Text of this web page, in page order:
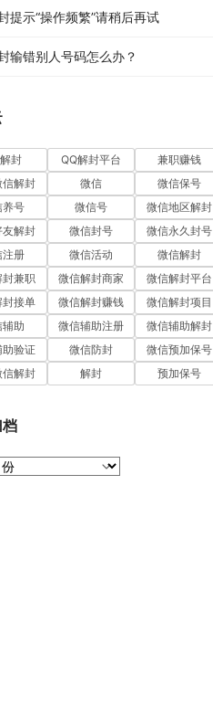
提示“操作频繁”请稍后再试
输错别人号码怎么办？
封 QQ解封平台
兼职赚钱
信解封
微信
微信保号
养号
微信号
微信地区解封
友解封
微信封号
微信永久封号
注册
微信活动
微信解封
封兼职
微信解封商家
微信解封平台
封接单
微信解封赚钱
微信解封项目
辅助
微信辅助注册
微信辅助解封
助验证
微信防封
微信预加保号
信解封
解封 预加保号